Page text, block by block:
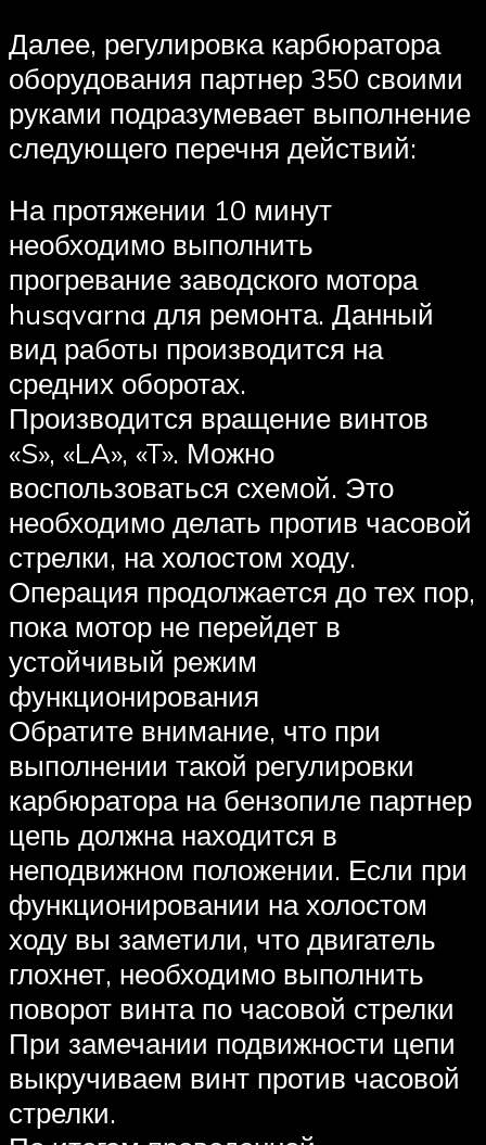
Далее, регулировка карбюратора
оборудования партнер 350 своими
руками подразумевает выполнение
следующего перечня действий:
На протяжении 10 минут
необходимо выполнить
прогревание заводского мотора
husqvarna для ремонта. Данный
вид работы производится на
средних оборотах.
Производится вращение винтов
«S», «LA», «T». Можно
воспользоваться схемой. Это
необходимо делать против часовой
стрелки, на холостом ходу.
Операция продолжается до тех пор,
пока мотор не перейдет в
устойчивый режим
функционирования
Обратите внимание, что при
выполнении такой регулировки
карбюратора на бензопиле партнер
цепь должна находится в
неподвижном положении. Если при
функционировании на холостом
ходу вы заметили, что двигатель
глохнет, необходимо выполнить
поворот винта по часовой стрелки
При замечании подвижности цепи
выкручиваем винт против часовой
стрелки.